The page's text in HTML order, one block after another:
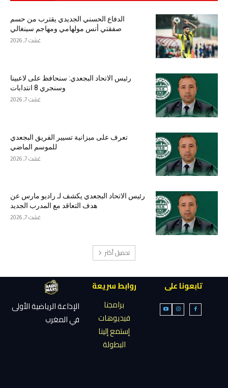
الدفاع الحسني الجديدي يقترب من حسم
صفقتي أنس مولهامي ومهاجم سينغالي
غشت 7, 2026
رئيس الاتحاد البجعدي: سنحافظ على لاعبينا
وسنجري 8 انتدابات
غشت 7, 2026
تعرف على ميزانية تسيير الفريق البجعدي
للموسم الماضي
غشت 7, 2026
رئيس الاتحاد البجعدي يكشف لـ راديو مارس عن
هدف التعاقد مع المدرب الجديد
غشت 7, 2026
تحميل أكثر
تابعونا على
روابط سريعة
برامجنا
فيديوهات
إستمع إلينا
البطولة
الإذاعة الرياضية الأولى
في المغرب